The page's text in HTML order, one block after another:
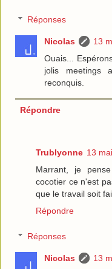
Réponses
Nicolas
13
Ouais...
jolis meetings
reconquis.
Répondre
Trublyonne 13
Marrant, je
cocotier ce n'est
que le travail soit
Répondre
Réponses
Nicolas
13